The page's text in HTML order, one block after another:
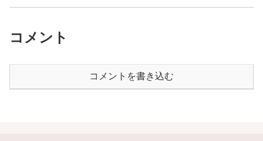
コメント
コメントを書き込む